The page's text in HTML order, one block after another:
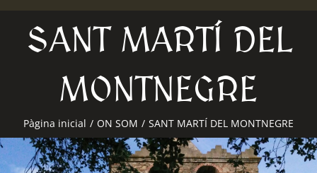
SANT MARTÍ DEL
MONTNEGRE
Pàgina inicial / ON SOM / SANT MARTÍ DEL MONTNEGRE